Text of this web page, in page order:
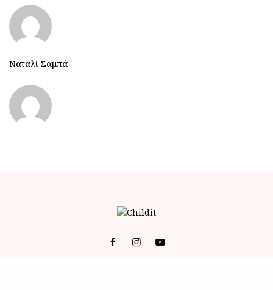
Ναταλί Σαμπά